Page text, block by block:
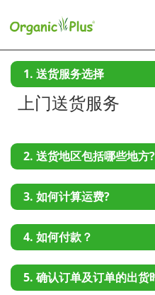
常
见
问
题
1. 送货服务选择
上门送货服务
2. 送货地区包括哪些地方?
3. 如何计算运费?
4. 如何付款？
5. 确认订单及订单的出货